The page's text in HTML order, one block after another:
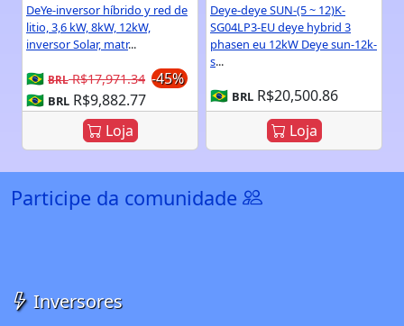
DeYe-inversor híbrido y red de
litio, 3,6 kW, 8kW, 12kW,
inversor Solar, matr...
🇧🇷 BRLR$17,971.34 -45%
🇧🇷 BRL R$9,882.77
Loja
Deye-deye SUN-(5 ~ 12)K-
SG04LP3-EU deye hybrid 3
phasen eu 12kW Deye sun-12k-
s...
🇧🇷 BRL R$20,500.86
Loja
Participe da comunidade
Inversores